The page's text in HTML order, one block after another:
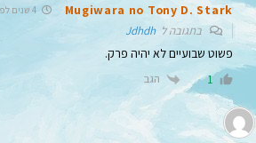
Mugiwara no Tony D. Stark 4 שנים לפני
בתגובה לJdhdh
פשוט שבועיים לא יהיה פרק.
1 הגב